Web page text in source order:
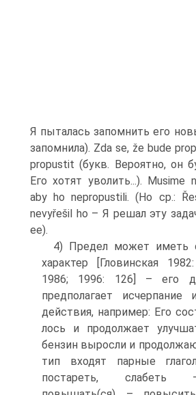
Я пыталась запомнить его
запомнила). Zda se, že bude
propustit (букв. Вероятно, он
Его хотят уволить...). Musime
aby ho nepropustili. (Но ср.:
nevyřešil ho – Я решал эту
ее).
4) Предел может иметь
характер [Гловинская
1986; 1996: 126] – его
предполагает исчерпание
действия, например: Его
лось и продолжает
бензин выросли и
тип входят парные
постареть, слабеть